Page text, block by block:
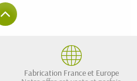
Fabrication France et Europe